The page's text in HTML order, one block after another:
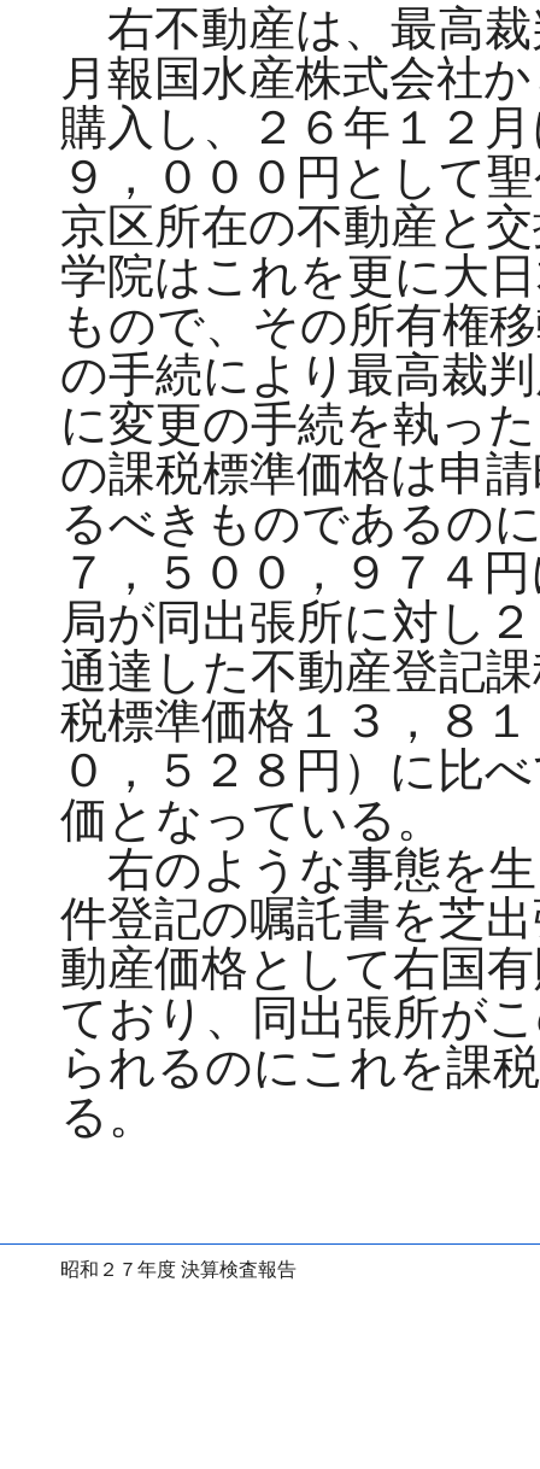
右不動産は、最高
月報国水産株式会社
購入し、２６年１２
９，０００円として
京区所在の不動産と
学院はこれを更に大
もので、その所有権
の手続により最高裁
に変更の手続を執っ
の課税標準価格は申
るべきものであるの
７，５００，９７４
局が同出張所に対し
通達した不動産登記
税標準価格１３，８
０，５２８円）に比
価となっている。
右のような事態を
件登記の嘱託書を芝
動産価格として右国
ており、同出張所が
られるのにこれを課
る。
昭和２７年度 決算検査報告